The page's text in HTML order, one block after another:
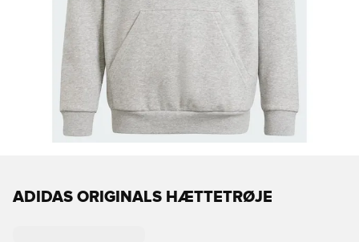
ADIDAS ORIGINALS HÆTTETRØJE